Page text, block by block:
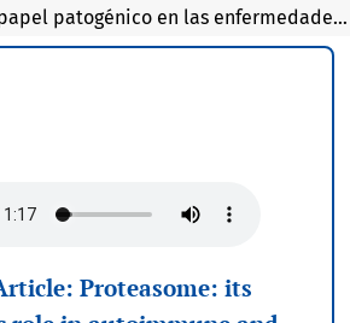
Proteosoma: su papel patogénico en las enfermedades autoinmunes y autoinflamatorias